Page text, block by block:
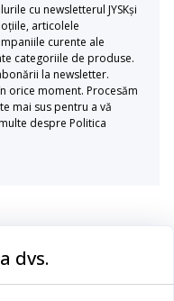
cu newsletterul JYSKși
articolele
curente ale
categoriile de produse.
la newsletter.
orice moment. Procesăm
mai sus pentru a vă
despre Politica
dvs.